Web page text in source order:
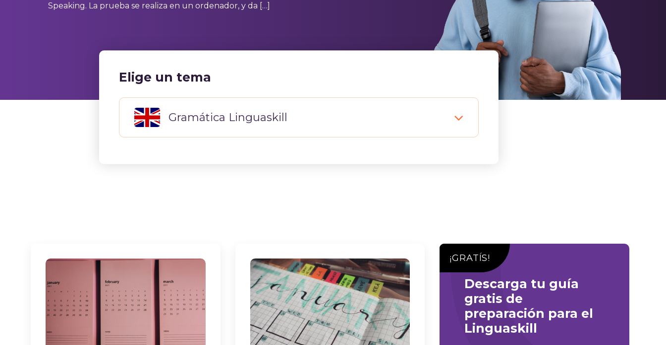
Speaking. La prueba se realiza en un ordenador, y da […]
Elige un tema
Gramática Linguaskill
¡GRATÍS!
Descarga tu guía
gratis de
preparación para el
Linguaskill